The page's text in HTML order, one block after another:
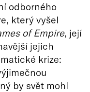
odborného
který vyšel
of Empire, její
jejich
krize:
by svět mohl